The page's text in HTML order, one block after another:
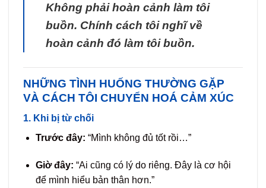
Không phải hoàn cảnh làm tôi
buồn. Chính cách tôi nghĩ về
hoàn cảnh đó làm tôi buồn.
NHỮNG TÌNH HUỐNG THƯỜNG GẶP
VÀ CÁCH TÔI CHUYỂN HOÁ CẢM XÚC
1. Khi bị từ chối
Trước đây: “Mình không đủ tốt rồi…”
Giờ đây: “Ai cũng có lý do riêng. Đây là cơ hội
để mình hiểu bản thân hơn.”